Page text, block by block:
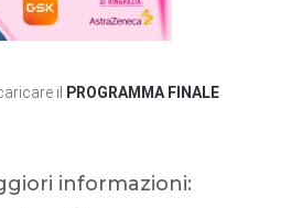
il PROGRAMMA FINALE
informazioni: